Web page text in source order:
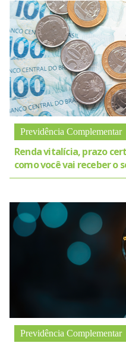
Previdência Complementar
Renda vitalícia, prazo
como você vai receber o
Previdência Complementar